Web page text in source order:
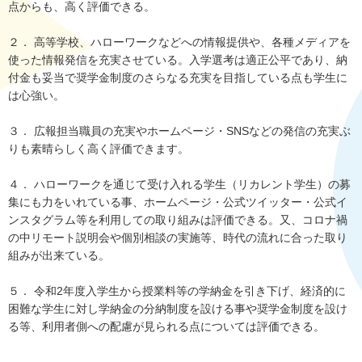
点からも、高く評価できる。
２． 高等学校、ハローワークなどへの情報提供や、各種メディアを
使った情報発信を充実させている。入学選考は適正公平であり、納
付金も妥当で奨学金制度のさらなる充実を目指している点も学生に
は心強い。
３． 広報担当職員の充実やホームページ・SNSなどの発信の充実ぶ
りも素晴らしく高く評価できます。
４． ハローワークを通じて受け入れる学生（リカレント学生）の募
集にも力をいれている事、ホームページ・公式ツイッター・公式イ
ンスタグラム等を利用しての取り組みは評価できる。又、コロナ禍
の中リモート説明会や個別相談の実施等、時代の流れに合った取り
組みが出来ている。
５． 令和2年度入学生から授業料等の学納金を引き下げ、経済的に
困難な学生に対し学納金の分納制度を設ける事や奨学金制度を設け
る等、利用者側への配慮が見られる点については評価できる。